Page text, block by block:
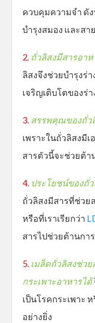
ควบคุมความจำ ดั
บำรุงสมอง และสา
2. ถั่วลิสงมีสารอา
ลิสงจึงช่วยบำรุงร่
เจริญเติบโตของร่
3. สรรพคุณของถั่ว
เพราะในถั่วลิสงมี
สารตัวนี้จะช่วยต้า
4. ประโยชน์ของถั่
ถั่วลิสงมีสารที่ช่ว
หรือที่เราเรียกว่า
สารไปช่วยต้านกา
5. เมล็ดถั่วลิสงช่ว
กระเพาะอาหารได้
เป็นโรคกระเพาะ
อย่างยิ่ง